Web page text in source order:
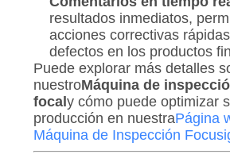
resultados inmediatos,
acciones correctivas
defectos en los productos
Puede explorar más detalles
nuestroMáquina de
focaly cómo puede optimizar
producción en nuestraPágina
Máquina de Inspección